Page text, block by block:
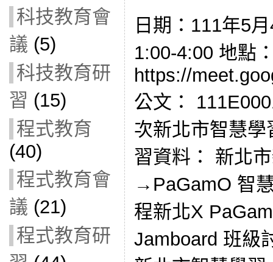
科技教育會
議 (5)
科技教育研
習 (15)
程式教育
(40)
程式教育會
議 (21)
程式教育研
日期：111年5
1:00-4:00 地點
https://
公文：
次新北市智慧
習資料： 新北
→PaGamO 智
程新北X
Jamboard 班級